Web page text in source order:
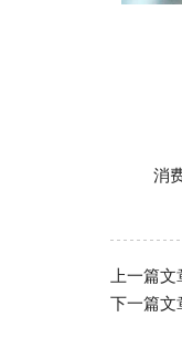
消
上一篇文
下一篇文